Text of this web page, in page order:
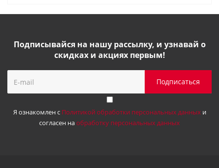
Подписывайся на нашу рассылку, и узнавай о
скидках и акциях первым!
Я ознакомлен с Политикой обработки персональных данныхи
согласен наобработку персональных данных